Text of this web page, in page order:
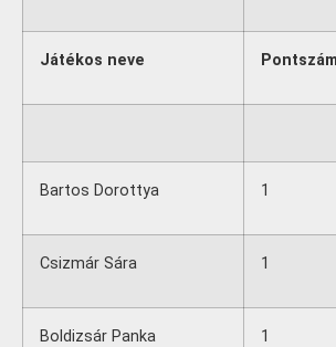
Játékos neve Pontszám
Bartos Dorottya 1
Csizmár Sára 1
Boldizsár Panka 1